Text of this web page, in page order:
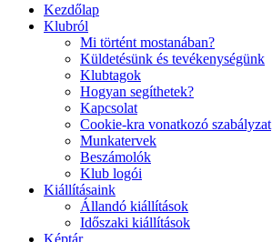
Kezdőlap
Klubról
Mi történt mostanában?
Küldetésünk és tevékenységünk
Klubtagok
Hogyan segíthetek?
Kapcsolat
Cookie-kra vonatkozó szabályzat
Munkatervek
Beszámolók
Klub logói
Kiállításaink
Állandó kiállítások
Időszaki kiállítások
Képtár